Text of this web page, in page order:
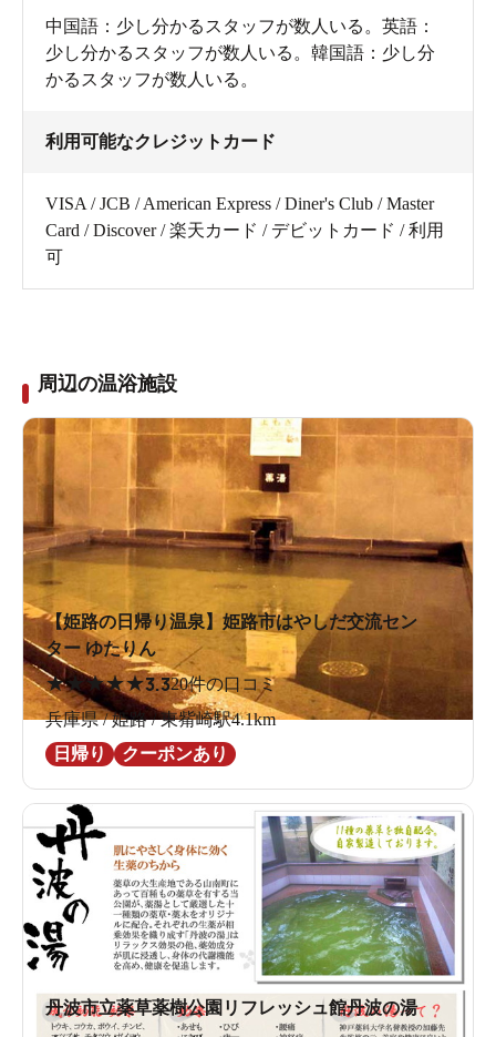
中国語：少し分かるスタッフが数人いる。英語：
少し分かるスタッフが数人いる。韓国語：少し分
かるスタッフが数人いる。
利用可能なクレジットカード
VISA / JCB / American Express / Diner's Club / Master
Card / Discover / 楽天カード / デビットカード / 利用
可
周辺の温浴施設
【姫路の日帰り温泉】姫路市はやしだ交流セン
ター ゆたりん
★★★★★3.320件の口コミ
兵庫県 / 姫路 / 東觜崎駅4.1km
日帰り
クーポンあり
丹波市立薬草薬樹公園リフレッシュ館丹波の湯